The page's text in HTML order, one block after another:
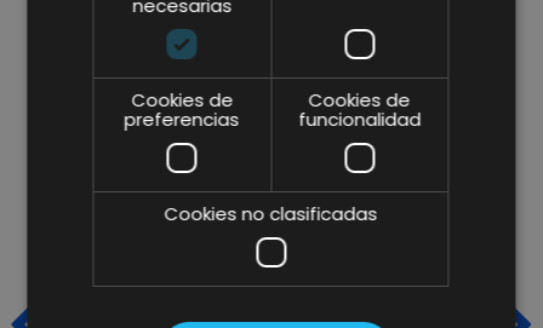
ARTÍCULOS RELACIONADOS
necesarias
Cookies de
preferencias
Cookies de
funcionalidad
Cookies no clasificadas